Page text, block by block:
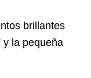
brillantes
y la pequeña